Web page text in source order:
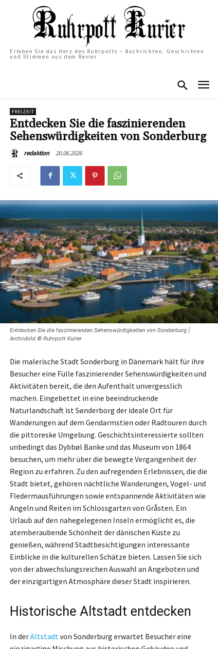
Erleben Sie das Herz des Ruhrpotts – Nachrichten, Geschichten
und Stimmen aus dem Revier
FREIZEIT
Entdecken Sie die faszinierenden
Sehenswürdigkeiten von Sonderburg
redaktion 20.06.2026
Entdecken Sie die faszinierenden Sehenswürdigkeiten von Sonderburg |
Archivbild © Ruhrpott Kurier
Die malerische Stadt Sonderburg in Dänemark hält für ihre
Besucher eine Fülle faszinierender Sehenswürdigkeiten und
Aktivitäten bereit, die den Aufenthalt unvergesslich
machen. Eingebettet in eine beeindruckende
Naturlandschaft ist Sønderborg der ideale Ort für
Wanderungen auf dem Gendarmstien oder Radtouren durch
die pittoreske Umgebung. Geschichtsinteressierte sollten
unbedingt das Dybbøl Banke und das Museum von 1864
besuchen, um mehr über die bewegte Vergangenheit der
Region zu erfahren. Zu den aufregenden Erlebnissen, die die
Stadt bietet, gehören nächtliche Wanderungen, Vogel- und
Fledermausführungen sowie entspannende Aktivitäten wie
Angeln und Reiten im Schlossgarten von Gråsten. Ein
Urlaub auf den nahegelegenen Inseln ermöglicht es, die
atemberaubende Schönheit der dänischen Küste zu
genießen, während Stadtbesichtigungen interessante
Einblicke in die kulturellen Schätze bieten. Lassen Sie sich
von der abwechslungsreichen Auswahl an Angeboten und
der einzigartigen Atmosphäre dieser Stadt inspirieren.
Historische Altstadt entdecken
In derAltstadt von Sonderburg erwartet Besucher eine